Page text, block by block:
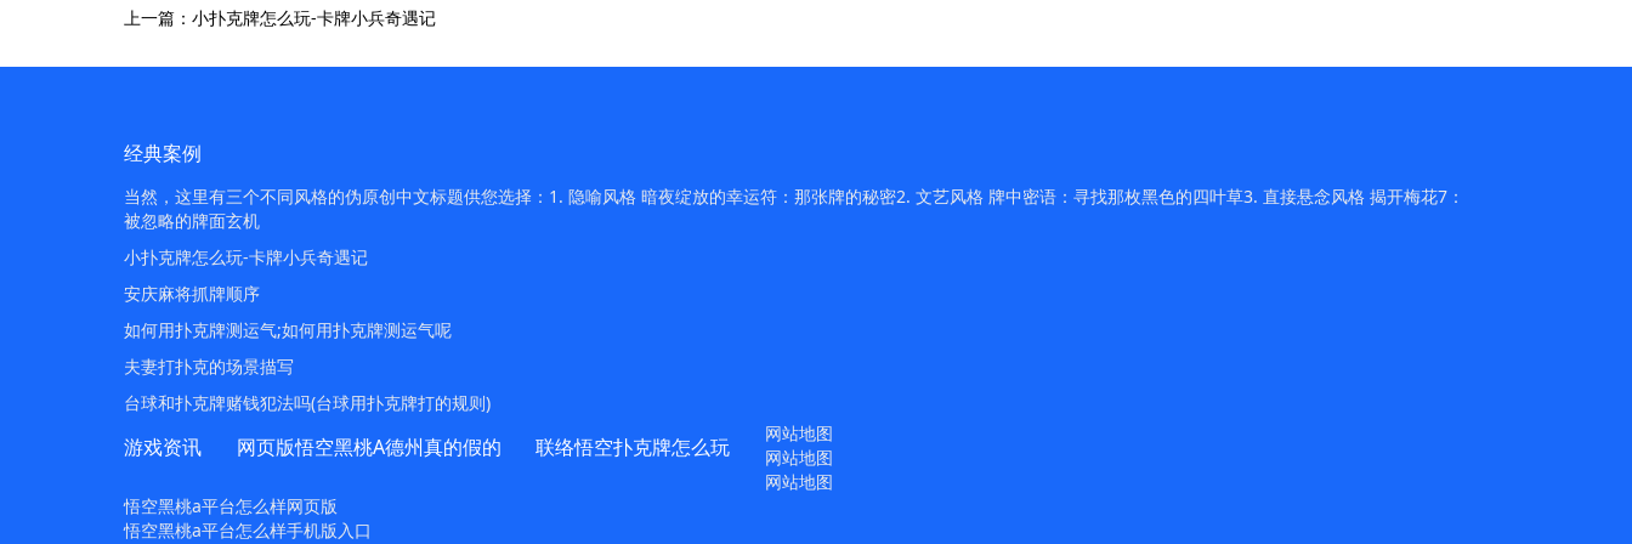
上一篇：小扑克牌怎么玩-卡牌小兵奇遇记
经典案例
当然，这里有三个不同风格的伪原创中文标题供您选择：1. 隐喻风格 暗夜绽放的幸运符：那张牌的秘密2. 文艺风格 牌中密语：寻找那枚黑色的四叶草3. 直接悬念风格 揭开梅花7：
被忽略的牌面玄机
小扑克牌怎么玩-卡牌小兵奇遇记
安庆麻将抓牌顺序
如何用扑克牌测运气;如何用扑克牌测运气呢
夫妻打扑克的场景描写
台球和扑克牌赌钱犯法吗(台球用扑克牌打的规则)
游戏资讯 网页版悟空黑桃A德州真的假的 联络悟空扑克牌怎么玩
网站地图
网站地图
网站地图
悟空黑桃a平台怎么样网页版
悟空黑桃a平台怎么样手机版入口